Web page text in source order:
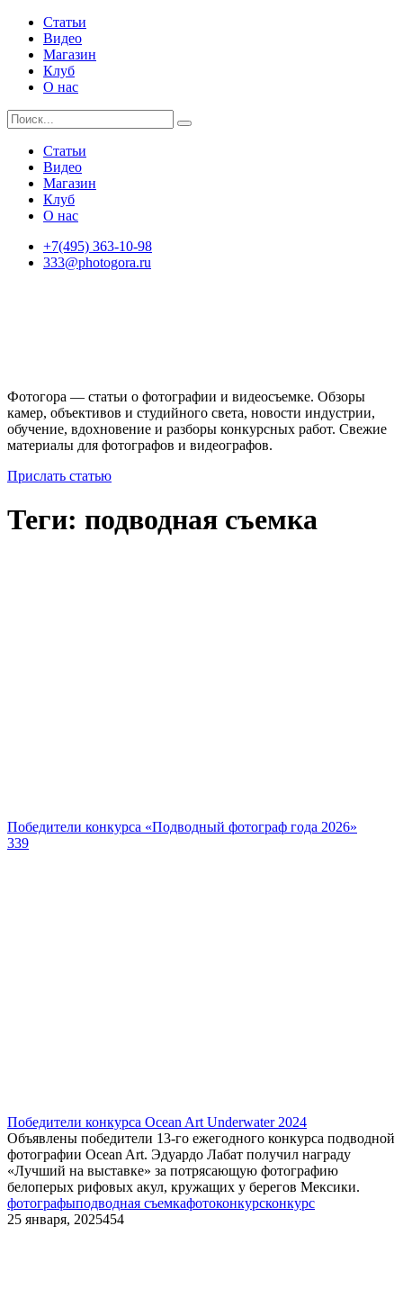
Статьи
Видео
Магазин
Клуб
О нас
Статьи
Видео
Магазин
Клуб
О нас
+7(495) 363-10-98
333@photogora.ru
Фотогора — статьи о фотографии и видеосъемке. Обзоры
камер, объективов и студийного света, новости индустрии,
обучение, вдохновение и разборы конкурсных работ. Свежие
материалы для фотографов и видеографов.
Прислать статью
Теги: подводная съемка
Победители конкурса «Подводный фотограф года 2026»
339
Победители конкурса Ocean Art Underwater 2024
Объявлены победители 13-го ежегодного конкурса подводной
фотографии Ocean Art. Эдуардо Лабат получил награду
«Лучший на выставке» за потрясающую фотографию
белоперых рифовых акул, кружащих у берегов Мексики.
фотографыподводная съемкафотоконкурсконкурс
25 января, 2025454